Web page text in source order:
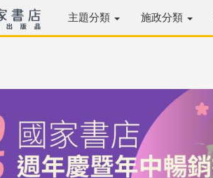
主題分類 施政分類